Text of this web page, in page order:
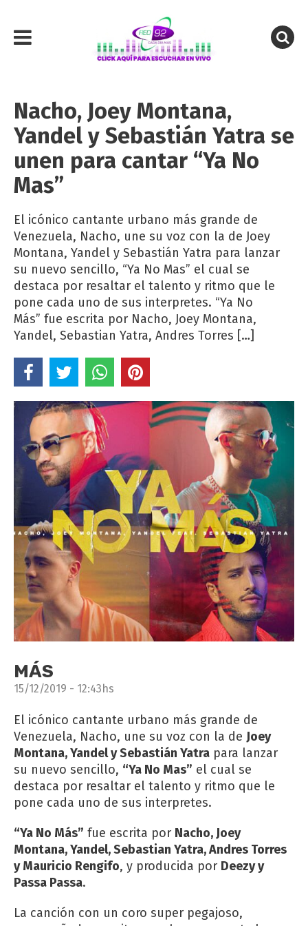
Nacho, Joey Montana,
Yandel y Sebastián Yatra se
unen para cantar “Ya No
Mas”
El icónico cantante urbano más grande de
Venezuela, Nacho, une su voz con la de Joey
Montana, Yandel y Sebastián Yatra para lanzar
su nuevo sencillo, “Ya No Mas” el cual se
destaca por resaltar el talento y ritmo que le
pone cada uno de sus interpretes. “Ya No
Más” fue escrita por Nacho, Joey Montana,
Yandel, Sebastian Yatra, Andres Torres […]
MÁS
15/12/2019 - 12:43hs
El icónico cantante urbano más grande de
Venezuela, Nacho, une su voz con la de Joey
Montana, Yandel y Sebastián Yatra para lanzar
su nuevo sencillo, “Ya No Mas” el cual se
destaca por resaltar el talento y ritmo que le
pone cada uno de sus interpretes.
“Ya No Más” fue escrita por Nacho, Joey
Montana, Yandel, Sebastian Yatra, Andres Torres
y Mauricio Rengifo, y producida por Deezy y
Passa Passa.
La canción con un coro super pegajoso,